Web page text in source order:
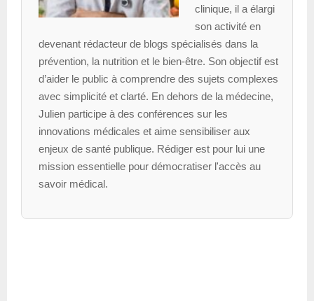
clinique, il a élargi
son activité en
devenant rédacteur de blogs spécialisés dans la
prévention, la nutrition et le bien-être. Son objectif est
d’aider le public à comprendre des sujets complexes
avec simplicité et clarté. En dehors de la médecine,
Julien participe à des conférences sur les
innovations médicales et aime sensibiliser aux
enjeux de santé publique. Rédiger est pour lui une
mission essentielle pour démocratiser l'accès au
savoir médical.